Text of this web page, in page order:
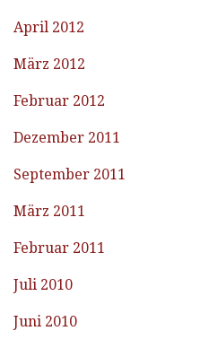
April 2012
März 2012
Februar 2012
Dezember 2011
September 2011
März 2011
Februar 2011
Juli 2010
Juni 2010